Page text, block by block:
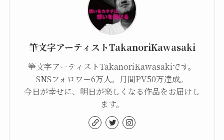
筆文字アーティストTakanoriKawasaki
筆文字アーティストTakanoriKawasakiです。
SNSフォロワー6万人。月間PV50万達成。
今日が幸せに、明日が楽しくなる作品をお届けし
ます。